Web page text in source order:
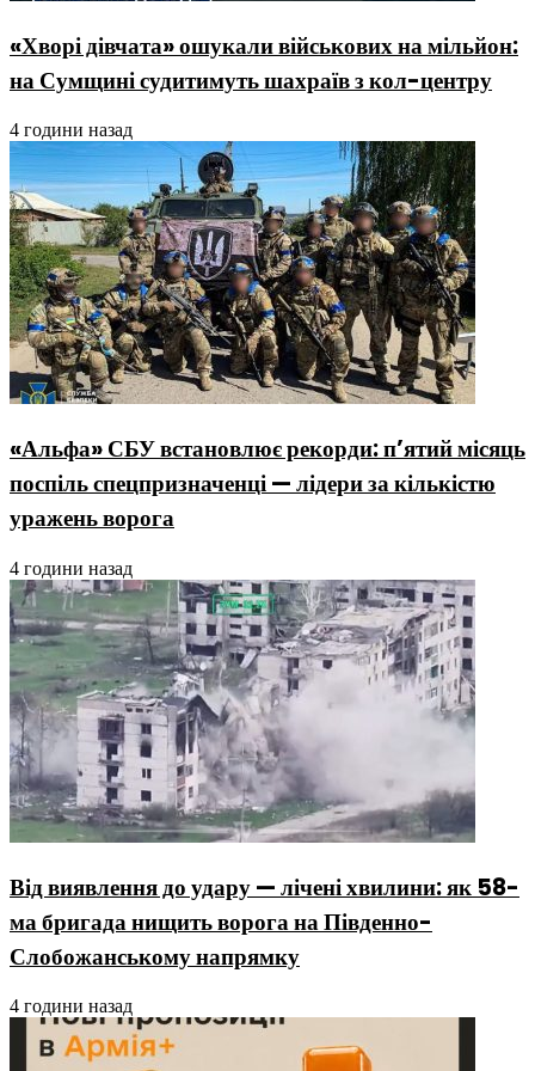
«Хворі дівчата» ошукали військових на мільйон:
на Сумщині судитимуть шахраїв з кол-центру
4 години назад
«Альфа» СБУ встановлює рекорди: п’ятий місяць
поспіль спецпризначенці — лідери за кількістю
уражень ворога
4 години назад
Від виявлення до удару — лічені хвилини: як 58-
ма бригада нищить ворога на Південно-
Слобожанському напрямку
4 години назад